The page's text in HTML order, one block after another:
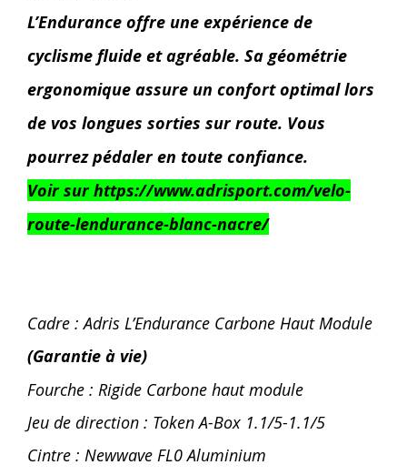
L’Endurance offre une expérience de
cyclisme fluide et agréable. Sa géométrie
ergonomique assure un confort optimal lors
de vos longues sorties sur route. Vous
pourrez pédaler en toute confiance.
Voir sur https://www.adrisport.com/velo-
route-lendurance-blanc-nacre/
Cadre : Adris L’Endurance Carbone Haut Module
(Garantie à vie)
Fourche : Rigide Carbone haut module
Jeu de direction : Token A-Box 1.1/5-1.1/5
Cintre : Newwave FL0 Aluminium